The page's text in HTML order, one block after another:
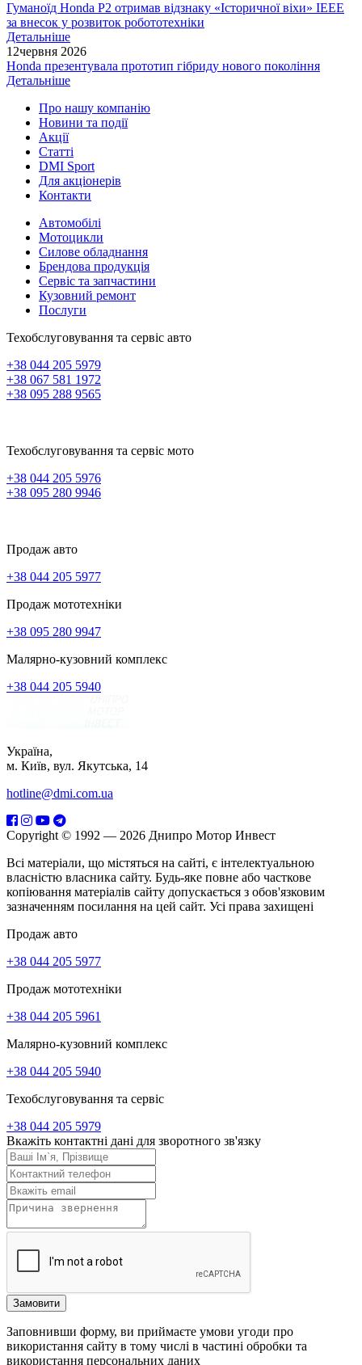
Гуманоїд Honda P2 отримав відзнаку «Історичної віхи» IEEE
за внесок у розвиток робототехніки
Детальніше
12червня 2026
Honda презентувала прототип гібриду нового покоління
Детальніше
Про нашу компанію
Новини та події
Акції
Статті
DMI Sport
Для акціонерів
Контакти
Автомобілі
Мотоцикли
Силове обладнання
Брендова продукція
Сервіс та запчастини
Кузовний ремонт
Послуги
Техобслуговування та сервіс авто
+38 044 205 5979
+38 067 581 1972
+38 095 288 9565
Техобслуговування та сервіс мото
+38 044 205 5976
+38 095 280 9946
Продаж авто
+38 044 205 5977
Продаж мототехніки
+38 095 280 9947
Малярно-кузовний комплекс
+38 044 205 5940
Україна,
м. Київ, вул. Якутська, 14
hotline@dmi.com.ua
Copyright © 1992 — 2026 Днипро Мотор Инвест
Всі матеріали, що містяться на сайті, є інтелектуальною
власністю власника сайту. Будь-яке повне або часткове
копіювання матеріалів сайту допускається з обов'язковим
зазначенням посилання на цей сайт. Усі права захищені
Продаж авто
+38 044 205 5977
Продаж мототехніки
+38 044 205 5961
Малярно-кузовний комплекс
+38 044 205 5940
Техобслуговування та сервіс
+38 044 205 5979
Вкажіть контактні дані для зворотного зв'язку
Замовити
Заповнивши форму, ви приймаєте умови угоди про
використання сайту в тому числі в частині обробки та
використання персональних даних